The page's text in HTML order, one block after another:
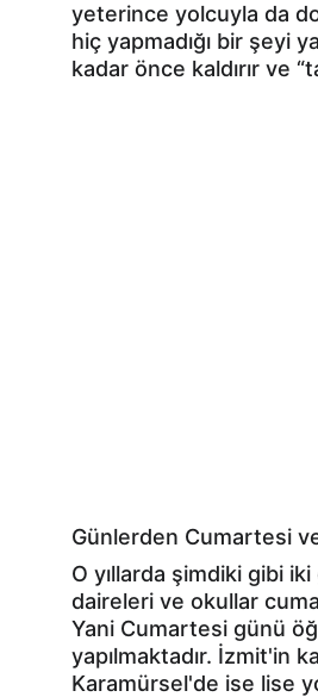
Günlerden Cumartesi
O yıllarda şimdiki gibi
daireleri ve okullar
Yani Cumartesi günü
yapılmaktadır. İzmit'in
Karamürsel'de ise lise
yeterince yolcuyla da
hiç yapmadığı bir şeyi
kadar önce kaldırır ve